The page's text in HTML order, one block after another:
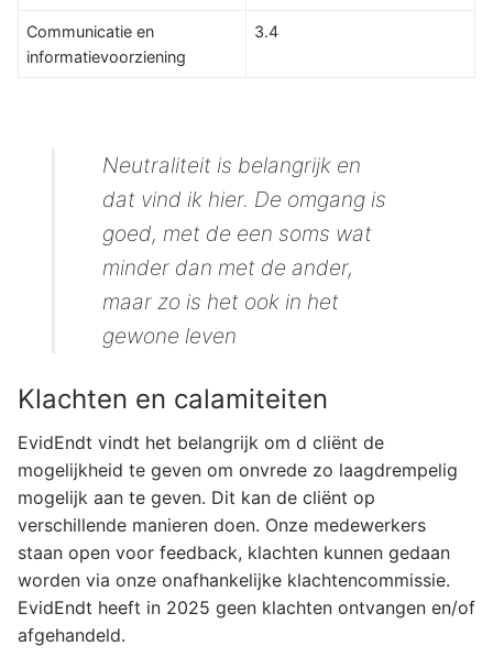
Communicatie en
informatievoorziening
3.4
Neutraliteit is belangrijk en
dat vind ik hier. De omgang is
goed, met de een soms wat
minder dan met de ander,
maar zo is het ook in het
gewone leven
Klachten en calamiteiten
EvidEndt vindt het belangrijk om d cliënt de
mogelijkheid te geven om onvrede zo laagdrempelig
mogelijk aan te geven. Dit kan de cliënt op
verschillende manieren doen. Onze medewerkers
staan open voor feedback, klachten kunnen gedaan
worden via onze onafhankelijke klachtencommissie.
EvidEndt heeft in 2025 geen klachten ontvangen en/of
afgehandeld.